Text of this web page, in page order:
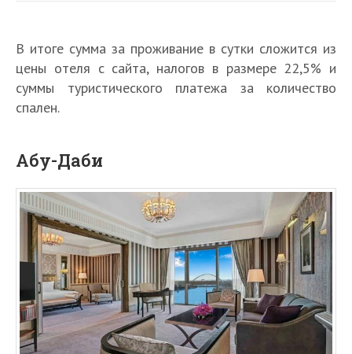
В итоге сумма за проживание в сутки сложится из
цены отеля с сайта, налогов в размере 22,5% и
суммы туристического платежа за количество
спален.
Абу-Даби